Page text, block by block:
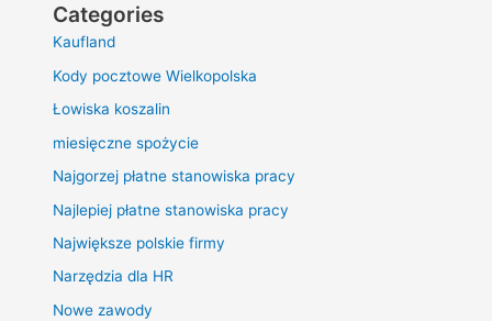
Categories
Kaufland
Kody pocztowe Wielkopolska
Łowiska koszalin
miesięczne spożycie
Najgorzej płatne stanowiska pracy
Najlepiej płatne stanowiska pracy
Największe polskie firmy
Narzędzia dla HR
Nowe zawody